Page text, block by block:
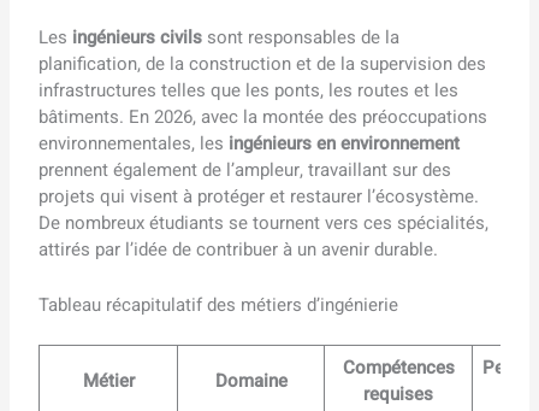
Les ingénieurs civils sont responsables de la
planification, de la construction et de la supervision des
infrastructures telles que les ponts, les routes et les
bâtiments. En 2026, avec la montée des préoccupations
environnementales, les ingénieurs en environnement
prennent également de l’ampleur, travaillant sur des
projets qui visent à protéger et restaurer l’écosystème.
De nombreux étudiants se tournent vers ces spécialités,
attirés par l’idée de contribuer à un avenir durable.
Tableau récapitulatif des métiers d’ingénierie
Métier Domaine
Compétences
requises